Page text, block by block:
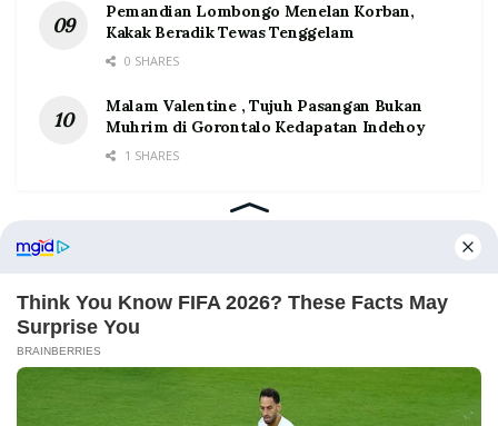
Pemandian Lombongo Menelan Korban,
Kakak Beradik Tewas Tenggelam
0 SHARES
Malam Valentine , Tujuh Pasangan Bukan
Muhrim di Gorontalo Kedapatan Indehoy
1 SHARES
Home Tentang Kontak Redaksi Pedoman Media Siber